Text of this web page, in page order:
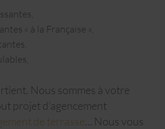
« à la Française »,
Nous sommes à votre
projet d’agencement
de terrasse… Nous vous